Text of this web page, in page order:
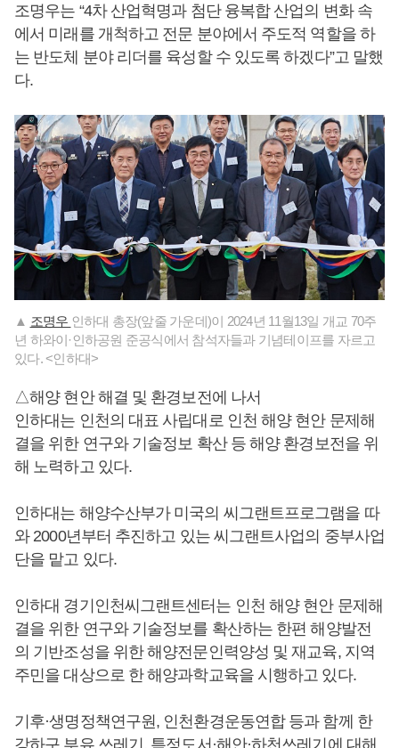
조명우는 “4차 산업혁명과 첨단 융복합 산업의 변화 속
에서 미래를 개척하고 전문 분야에서 주도적 역할을 하
는 반도체 분야 리더를 육성할 수 있도록 하겠다”고 말했
다.
▲ 조명우 인하대 총장(앞줄 가운데)이 2024년 11월13일 개교 70주
년 하와이·인하공원 준공식에서 참석자들과 기념테이프를 자르고
있다. <인하대>
△해양 현안 해결 및 환경보전에 나서
인하대는 인천의 대표 사립대로 인천 해양 현안 문제해
결을 위한 연구와 기술정보 확산 등 해양 환경보전을 위
해 노력하고 있다.
인하대는 해양수산부가 미국의 씨그랜트프로그램을 따
와 2000년부터 추진하고 있는 씨그랜트사업의 중부사업
단을 맡고 있다.
인하대 경기인천씨그랜트센터는 인천 해양 현안 문제해
결을 위한 연구와 기술정보를 확산하는 한편 해양발전
의 기반조성을 위한 해양전문인력양성 및 재교육, 지역
주민을 대상으로 한 해양과학교육을 시행하고 있다.
기후·생명정책연구원, 인천환경운동연합 등과 함께 한
강하구 부유 쓰레기, 특정도서·해안·하천쓰레기에 대해